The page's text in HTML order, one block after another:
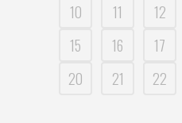
10
11 12
15
16 17
20
21 22